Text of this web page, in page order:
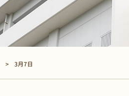
3月7日